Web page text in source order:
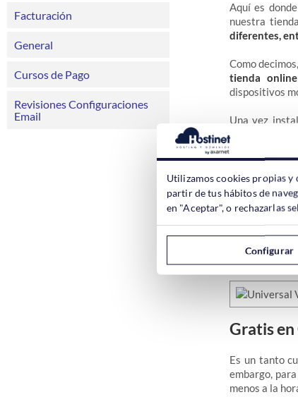
Facturación
General
Cursos de Pago
Revisiones Configuraciones
Email
Aquí es
nuestra
diferentes,
Como decimos,
tienda
dispositivos
Una vez
Plugins ->
El script
Si tenemos
tal y como
Gratis en
Es un tanto
embargo,
menos a la
Utilizamos cookies propias
partir de tus hábitos de
en "Aceptar", o rechazarlas
Configurar